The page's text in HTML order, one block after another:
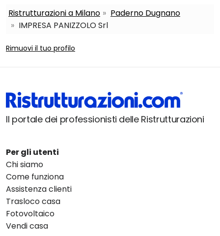
Ristrutturazioni a Milano
Paderno Dugnano
IMPRESA PANIZZOLO Srl
Rimuovi il tuo profilo
Il portale dei professionisti delle Ristrutturazioni
Per gli utenti
Chi siamo
Come funziona
Assistenza clienti
Trasloco casa
Fotovoltaico
Vendi casa